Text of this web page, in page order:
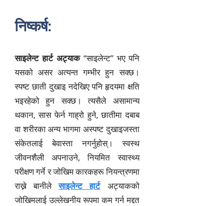
निष्कर्ष:
साइलेन्ट हार्ट अट्याक“साइलेन्ट” भए पनि
यसको असर अत्यन्त गम्भीर हुन सक्छ।
स्पष्ट छाती दुखाइ नदेखिए पनि हृदयमा क्षति
भइरहेको हुन सक्छ। त्यसैले असामान्य
थकान, सास फेर्न गाह्रो हुने, छातीमा दबाब
वा शरीरका अन्य भागमा अस्पष्ट दुखाइजस्ता
संकेतलाई बेवास्ता नगर्नुहोस्। स्वस्थ
जीवनशैली अपनाउने, नियमित स्वास्थ्य
परीक्षण गर्ने र जोखिम कारकहरू नियन्त्रणमा
राख्ने बानीलेसाइलेन्ट हार्टअट्याकको
जोखिमलाई उल्लेखनीय रूपमा कम गर्न मद्दत